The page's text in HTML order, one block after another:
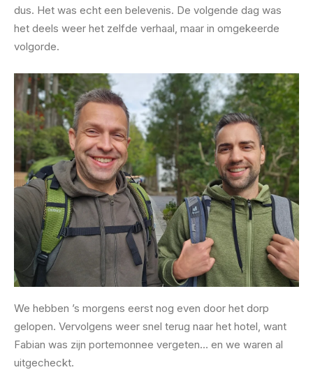
dus. Het was echt een belevenis. De volgende dag was
het deels weer het zelfde verhaal, maar in omgekeerde
volgorde.
We hebben ’s morgens eerst nog even door het dorp
gelopen. Vervolgens weer snel terug naar het hotel, want
Fabian was zijn portemonnee vergeten… en we waren al
uitgecheckt.